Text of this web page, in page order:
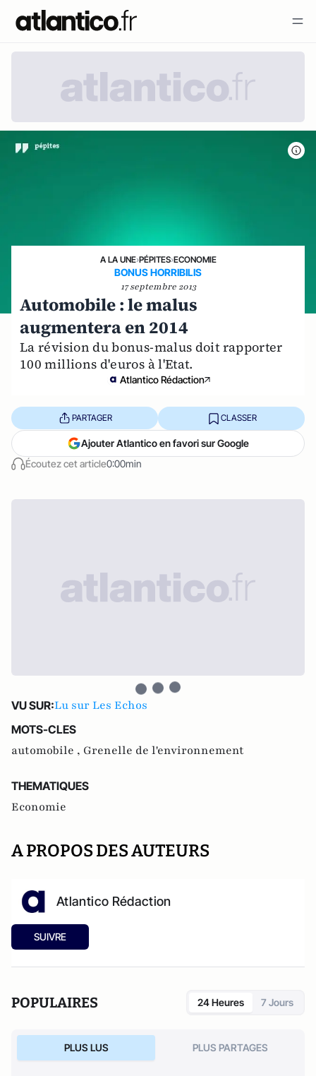
A LA UNE›PÉPITES›ECONOMIE
BONUS HORRIBILIS
17 septembre 2013
Automobile : le malus
augmentera en 2014
La révision du bonus-malus doit rapporter
100 millions d'euros à l'Etat.
Atlantico Rédaction
Écoutez cet article0:00min
PARTAGER CLASSER
Ajouter Atlantico en favori sur Google
VU SUR:Lu sur Les Echos
MOTS-CLES
automobile , Grenelle de l'environnement
THEMATIQUES
Economie
A PROPOS DES AUTEURS
Atlantico Rédaction
SUIVRE
POPULAIRES 24 Heures 7 Jours
PLUS LUS PLUS PARTAGES